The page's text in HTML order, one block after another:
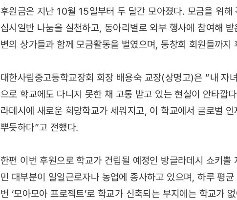
후원금은 지난 10월 15일부터 두 달간 모아졌다. 모금을 위
십시일반 나눔을 실천하고, 동아리별로 외부 행사에 참여해
변의 상가들과 함께 모금활동을 벌였으며, 동창회 회원들까지
대한사립중고등학교장회 회장 배용숙 교장(상명고)은 “내 자
으로 학교에도 다니지 못한 채 고통 받고 있는 현실이 안타깝
라데시에 새로운 희망학교가 세워지고, 이 학교에서 글로벌
뿌듯하다”고 전했다.
한편 이번 후원으로 학교가 건립될 예정인 방글라데시 쇼키
민 대부분이 일일근로자나 농업에 종사하고 있으며, 하루 평
번 ‘모아모아 프로젝트’로 학교가 신축되는 부지에는 학교가